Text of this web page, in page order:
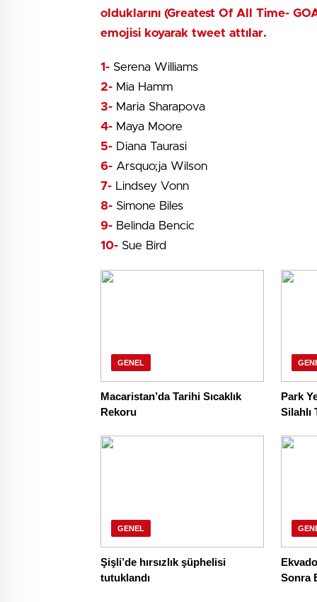
olduklarını (Greatest Of All Time-
emojisi koyarak tweet attılar.
1- Serena Williams
2- Mia Hamm
3- Maria Sharapova
4- Maya Moore
5- Diana Taurasi
6- Arsquo;ja Wilson
7- Lindsey Vonn
8- Simone Biles
9- Belinda Bencic
10- Sue Bird
GENEL
Macaristan’da Tarihi Sıcaklık
Rekoru
Park
Silahlı
GENEL
Şişli’de hırsızlık şüphelisi
tutuklandı
Sonra